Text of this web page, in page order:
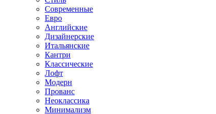
Современные
Евро
Английские
Дизайнерские
Итальянские
Кантри
Классические
Лофт
Модерн
Прованс
Неоклассика
Минимализм